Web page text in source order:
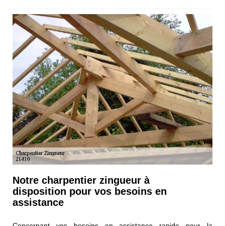
Notre charpentier zingueur à
disposition pour vos besoins en
assistance